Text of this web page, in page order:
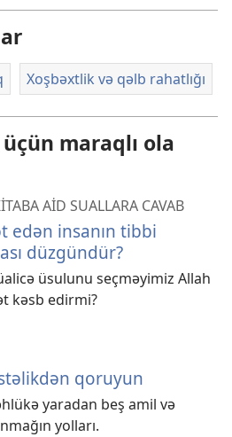
Xoşbəxtlik və qəlb rahatlığı
maraqlı ola
AİD SUALLARA CAVAB
edən insanın tibbi
düzgündür?
üsulunu seçməyimiz Allah
kəsb edirmi?
qoruyun
yaradan beş amil və
yolları.